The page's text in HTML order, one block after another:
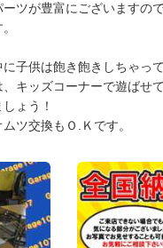
ーツが豊富にございますの
に子供は飽き飽きしちゃっ
、キッズコーナーで遊ばせ
ょう！
ツ交換もＯ.Ｋです。